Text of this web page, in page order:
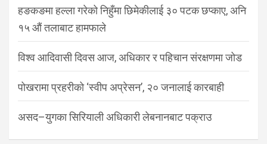
हङकङमा हल्ला गरेको निहुँमा छिमेकीलाई ३० पटक छप्काए, अनि
१५ औं तलाबाट हामफाले
विश्व आदिवासी दिवस आज, अधिकार र पहिचान संरक्षणमा जोड
पोखरामा प्रहरीको ‘स्वीप अप्रेसन’, २० जनालाई कारबाही
असद–युगका सिरियाली अधिकारी लेबनानबाट पक्राउ